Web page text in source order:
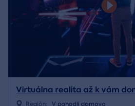
Virtuálna realita až k vám
Región: V pohodlí domova